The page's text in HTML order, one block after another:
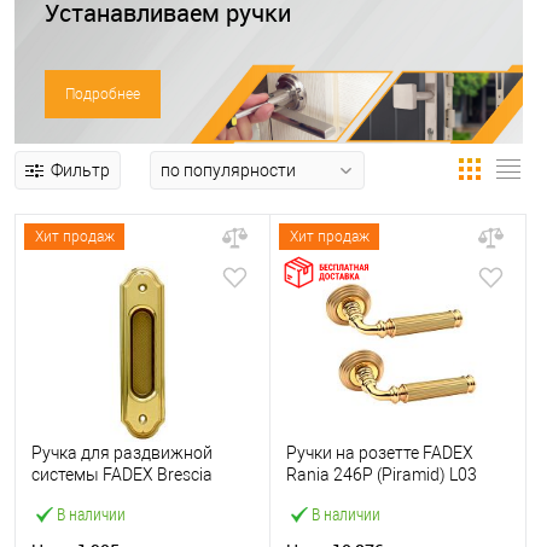
Устанавливаем ручки
Подробнее
Фильтр
Хит продаж
В наличии
Ручка для раздвижной
системы FADEX Brescia
полированная
Хит продаж
В наличии
Ручки на розетте FADEX
Rania 246P (Piramid) L03
латунь матовая